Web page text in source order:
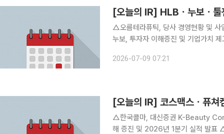
[오늘의 IR] HLBㆍ누보ㆍ툴
△오름테라퓨틱, 당사 경영현황 및
누보, 투자자 이해증진 및 기업가치
업설명회 △HLB, 해외 기관투자자 대
2026-07-09 07:21
[오늘의 IR] 코스맥스ㆍ퓨쳐
△한국콜마, 대신증권 K-Beauty
해 증진 및 2026년 1분기 실적 발표